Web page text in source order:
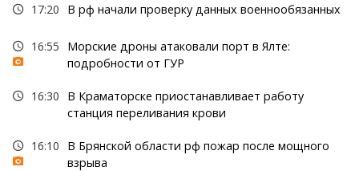
17:20 В рф начали проверку данных военнообязанных
16:55
Морские дроны атаковали порт в Ялте:
подробности от ГУР
16:30
В Краматорске приостанавливает работу
станция переливания крови
16:10
В Брянской области рф пожар после мощного
взрыва